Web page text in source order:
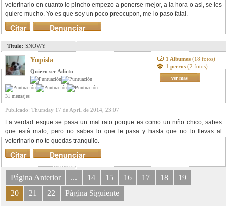
veterinario en cuanto lo pincho empezo a ponerse mejor, a la hora o asi, se les
quiere mucho. Yo es que soy un poco preocupon, me lo paso fatal.
Denunciar
mensaje
Citar
Titulo: SNOWY
Yupisla
Quiero ser Adicto
31 mensajes
1 Albumes (18 fotos)
1 perros (2 fotos)
ver mas
Publicado: Thursday 17 de April de 2014, 23:07
La verdad esque se pasa un mal rato porque es como un niño chico, sabes
que está malo, pero no sabes lo que le pasa y hasta que no lo llevas al
veterinario no te quedas tranquilo.
Denunciar
mensaje
Citar
Página Anterior ... 14 15 16 17 18
19
20
21 22 Página Siguiente